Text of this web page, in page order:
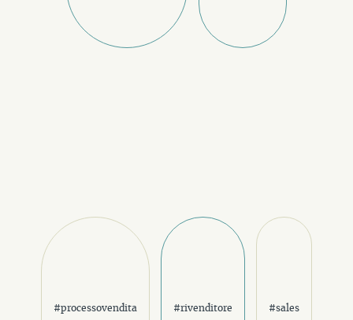
#processovendita #rivenditore #sales